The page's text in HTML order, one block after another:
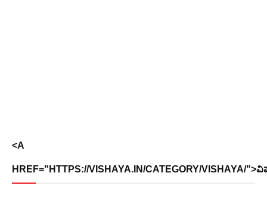
<A
HREF="HTTPS://VISHAYA.IN/CATEGORY/VISHAYA/